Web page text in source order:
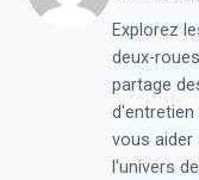
Explorez
deux-
partage
vous aider
l'univers